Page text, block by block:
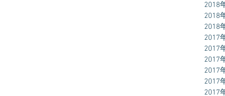
2018
2018
2018
2017
2017
2017
2017
2017
2017